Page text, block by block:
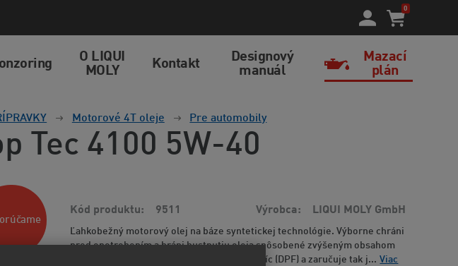
0
O LIQUI
MOLY
Kontakt
Designový
manuál
Mazací
plán
Motorové 4T oleje Pre automobily
Tec 4100 5W-40
Kód produktu 9511 Výrobca LIQUI MOLY GmbH
Ľahkobežný motorový olej na báze syntetickej technológie. Výborne chráni
pred opotrebením a bráni hustnutiu oleja spôsobené zvýšeným obsahom
sadzí. Udržuje funkčnosť filtru pevných častíc (DPF) a zaručuje tak j... Viac